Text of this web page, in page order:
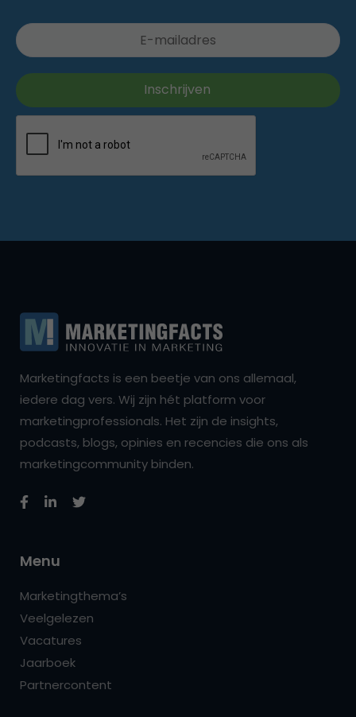
Marketingfacts is een beetje van ons allemaal,
iedere dag vers. Wij zijn hét platform voor
marketingprofessionals. Het zijn de insights,
podcasts, blogs, opinies en recencies die ons als
marketingcommunity binden.
Menu
Marketingthema’s
Veelgelezen
Vacatures
Jaarboek
Partnercontent